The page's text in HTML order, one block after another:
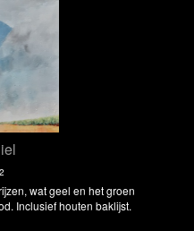
wat geel en het groen
Inclusief houten baklijst.